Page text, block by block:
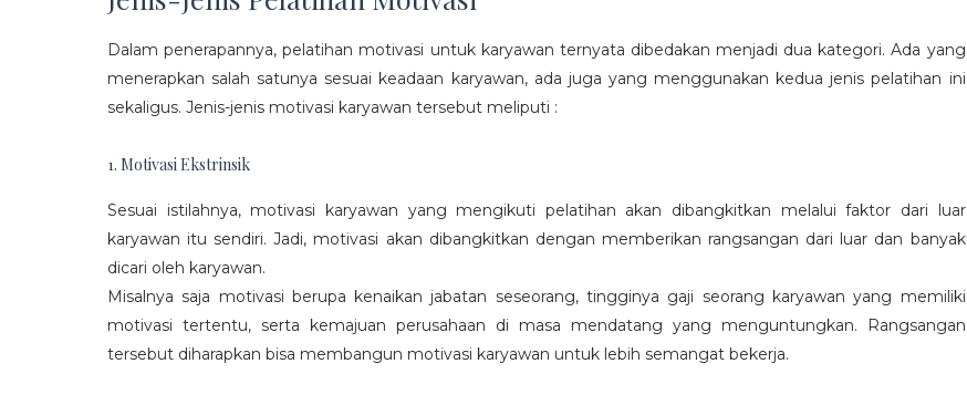
Dalam penerapannya, pelatihan motivasi untuk karyawan ternyata dibedakan menjadi dua kategori. Ada yang
menerapkan salah satunya sesuai keadaan karyawan, ada juga yang menggunakan kedua jenis pelatihan ini
sekaligus. Jenis-jenis motivasi karyawan tersebut meliputi :
1. Motivasi Ekstrinsik
Sesuai istilahnya, motivasi karyawan yang mengikuti pelatihan akan dibangkitkan melalui faktor dari luar
karyawan itu sendiri. Jadi, motivasi akan dibangkitkan dengan memberikan rangsangan dari luar dan banyak
dicari oleh karyawan.
Misalnya saja motivasi berupa kenaikan jabatan seseorang, tingginya gaji seorang karyawan yang memiliki
motivasi tertentu, serta kemajuan perusahaan di masa mendatang yang menguntungkan. Rangsangan
tersebut diharapkan bisa membangun motivasi karyawan untuk lebih semangat bekerja.